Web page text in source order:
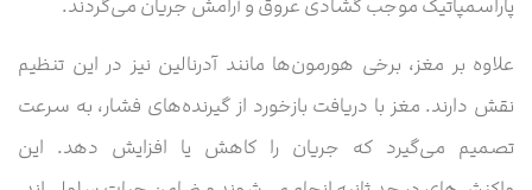
پاراسمپاتیک موجب گشادی عروق و آرامش جریان می‌گردند.
علاوه بر مغز، برخی هورمون‌ها مانند آدرنالین نیز در این تنظیم
نقش دارند. مغز با دریافت بازخورد از گیرنده‌های فشار، به سرعت
تصمیم می‌گیرد که جریان را کاهش یا افزایش دهد. این